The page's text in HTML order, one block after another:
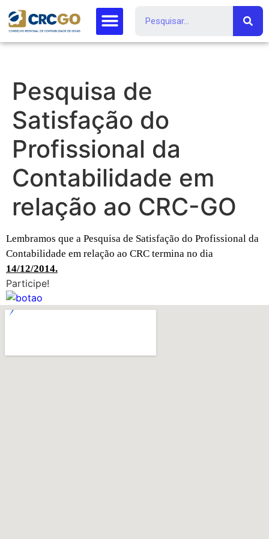
Pesquisa de
Satisfação do
Profissional da
Contabilidade em
relação ao CRC-GO
Lembramos que a Pesquisa de Satisfação do Profissional da
Contabilidade em relação ao CRC termina no dia
14/12/2014.
Participe!